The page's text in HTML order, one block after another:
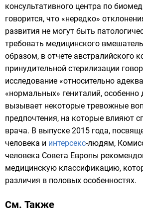
консультативного центра по
говорится, что «нередко»
развития не могут быть
требовать медицинского
образом, в отчете австралийского
принудительной стерилизации
исследование «относительно
«нормальных» гениталий,
вызывает некоторые тревожные
предпочтения, на которые влияют
врача. В выпуске 2015 года,
человека и интерсекс-людям,
человека Совета Европы
медицинскую классификацию,
различия в половых особенностях.
См. Также